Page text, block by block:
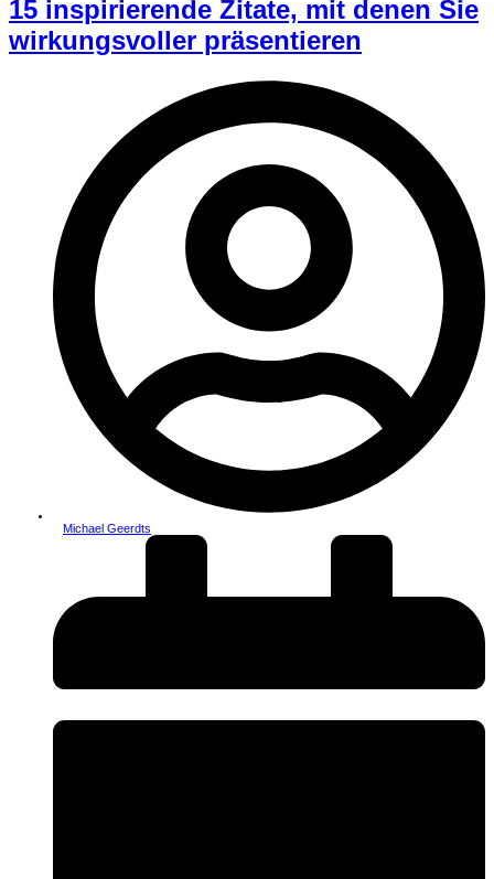
15 inspirierende Zitate, mit denen Sie
wirkungsvoller präsentieren
Michael Geerdts